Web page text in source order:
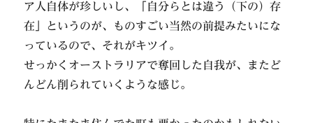
ア人自体が珍しいし、「自分らとは違う（下の）存
在」というのが、ものすごい当然の前提みたいにな
っているので、それがキツイ。
せっかくオーストラリアで奪回した自我が、またど
んどん削られていくような感じ。